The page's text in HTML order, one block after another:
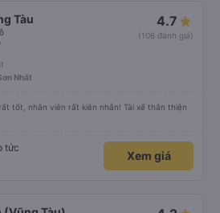
Tàu 4.7
(106 đánh giá)
Nhất
tốt, nhân viên rất kiên nhẫn! Tài xế thân thiện
tức
Xem giá